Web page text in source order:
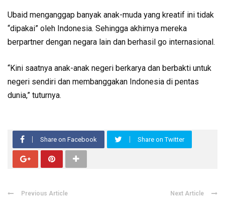
Ubaid menganggap banyak anak-muda yang kreatif ini tidak
“dipakai” oleh Indonesia. Sehingga akhirnya mereka
berpartner dengan negara lain dan berhasil go internasional.
“Kini saatnya anak-anak negeri berkarya dan berbakti untuk
negeri sendiri dan membanggakan Indonesia di pentas
dunia,” tuturnya.
Share on Facebook Share on Twitter
Previous Article Next Article